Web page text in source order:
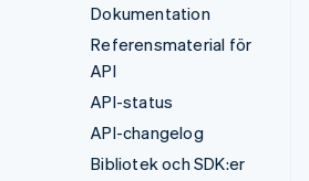
Dokumentation
Referensmaterial för
API
API-status
API-changelog
Bibliotek och SDK:er